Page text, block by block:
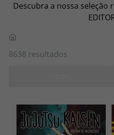
Descubra a nossa seleção
8638 resultados